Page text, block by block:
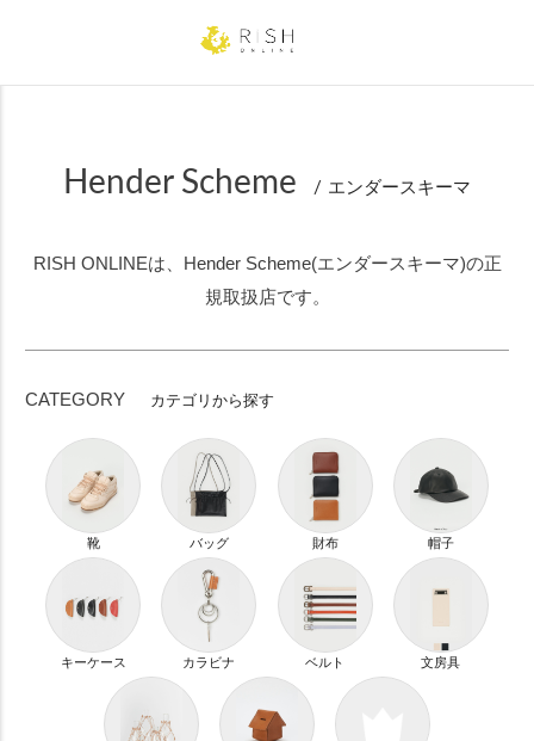
Hender Scheme エンダースキーマ
RISH ONLINEは、Hender Scheme(エンダースキーマ)の正
規取扱店です。
CATEGORY カテゴリから探す
靴 バッグ 財布 帽子
キーケース カラビナ ベルト 文房具
26.0cm
27.0cm
27.5cm 28.0cm
カラー
グレー ブラック ゴールド
価格
円
並び順
新着順
登録順
価格が安い順
価格が高い順
優先度順